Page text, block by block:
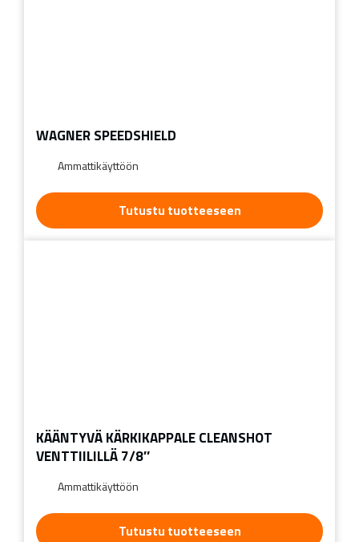
WAGNER SPEEDSHIELD
Ammattikäyttöön
Tutustu tuotteeseen
KÄÄNTYVÄ KÄRKIKAPPALE CLEANSHOT
VENTTIILILLÄ 7/8″
Ammattikäyttöön
Tutustu tuotteeseen